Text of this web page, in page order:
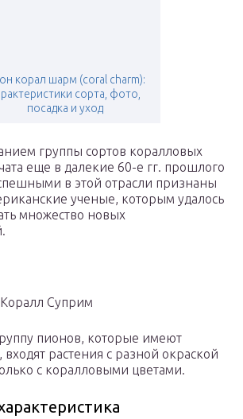
корал шарм (coral charm):
сорта, фото,
посадка и уход
группы сортов коралловых
еще в далекие 60-е гг. прошлого
в этой отрасли признаны
ученые, которым удалось
множество новых
Суприм
пионов, которые имеют
растения с разной окраской
с коралловыми цветами.